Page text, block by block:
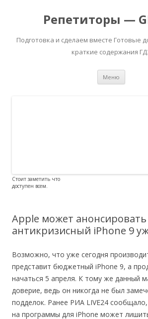
Репетиторы —
Подготовка и сделаем вместе Готовые
краткие содержания
Меню
Стоит заметить что
доступен всем.
Apple может анонсировать
антикризисный iPhone 9
Возможно, что уже сегодня
представит бюджетный iPhone 9, а
начаться 5 апреля. К тому же данный
доверие, ведь он никогда не был
подделок. Ранее РИА LIVE24
на программы для iPhone может